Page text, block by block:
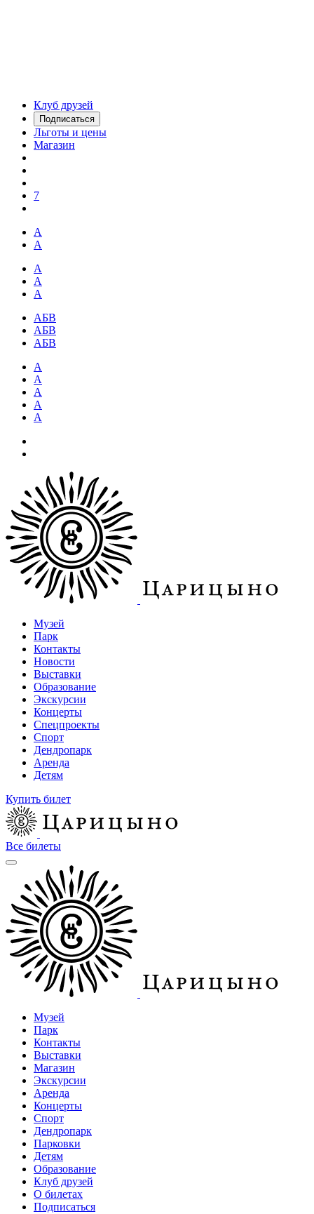
Клуб друзей
Подписаться
Льготы и цены
Магазин
7
А
А
А
А
А
АБВ
АБВ
АБВ
А
А
А
А
А
Музей
Парк
Контакты
Новости
Выставки
Образование
Экскурсии
Концерты
Спецпроекты
Спорт
Дендропарк
Аренда
Детям
Купить билет
Все билеты
Музей
Парк
Контакты
Выставки
Магазин
Экскурсии
Аренда
Концерты
Спорт
Дендропарк
Парковки
Детям
Образование
Клуб друзей
О билетах
Подписаться